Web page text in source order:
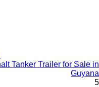
Tanker Trailer for Sale in
Guyana
5